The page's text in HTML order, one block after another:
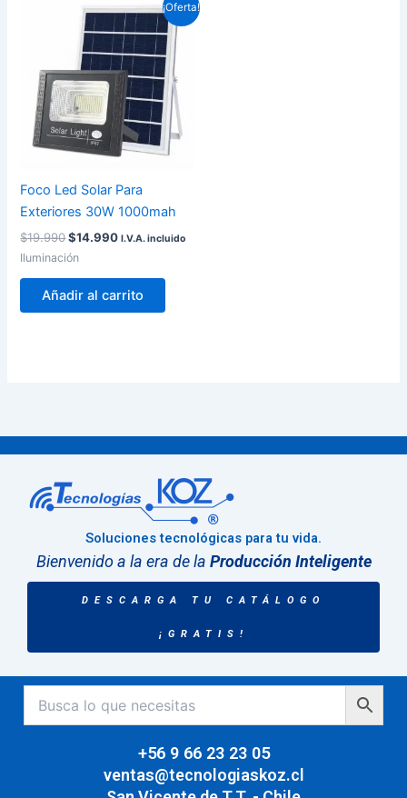
¡Oferta!
Foco Led Solar Para
Exteriores 30W 1000mah
$19.990
precio
original
era:
$19.990.
$14.990
precio
actual
es:
$14.990.
I.V.A. incluido
Iluminación
Añadir al carrito
Soluciones tecnológicas para tu vida.
Bienvenido a la era de la Producción Inteligente
DESCARGA TU CATÁLOGO
¡GRATIS!
+56 9 66 23 23 05
ventas@tecnologiaskoz.cl